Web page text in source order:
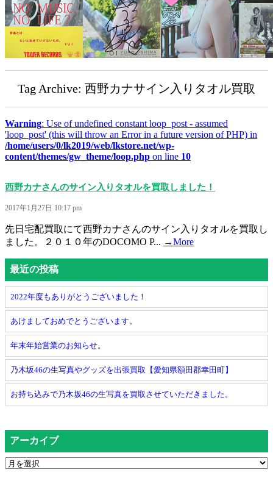
Tag Archive: 西野カナサイン入りタオル買取
Warning: Use of undefined constant loop_post - assumed
'loop_post' (this will throw an Error in a future version of PHP) in
/home/users/0/lk2019/web/lkstore.net/wp-
content/themes/gw_theme/loop.php on line 10
西野カナさんのサイン入りタオルを買取しました！
2017年1月27日 10:17 pm
先日宅配買取にて西野カナさんのサイン入りタオルを買取し
ました。２０１０年のDOCOMO P... →More
最近の投稿
2022年度もありがとうございました！
あけましておめでとうございます。
年末年始営業のお知らせ。
乃木坂46の生写真やグッズを出張買取【愛知県額田郡幸田町】
お持ち込みで乃木坂46の生写真を買取させていただきました。
アーカイブ